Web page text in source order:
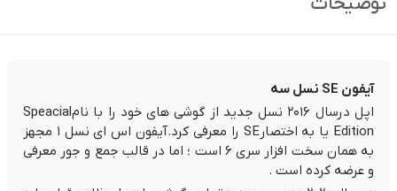
آیفون SE نسل سه
اپل درسال ۲۰۱۶ نسل جدید از گوشی های خود را با نامSpeacial
Edition یا به اختصارSE را معرفی کرد.آیفون اس ای نسل ۱ مجهز
به همان سخت افزار سری ۶ است ؛ اما در قالب جمع و جور معرفی
و عرضه کرده است .